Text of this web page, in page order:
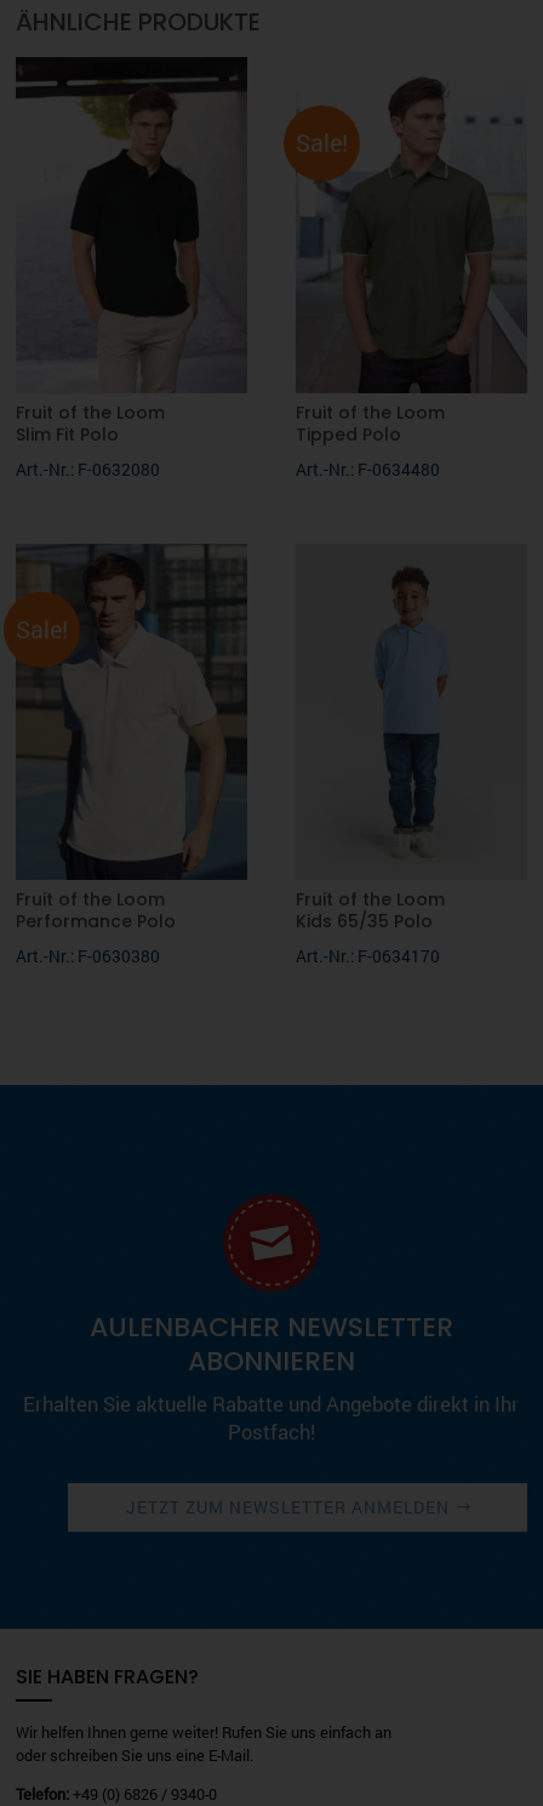
ÄHNLICHE PRODUKTE
Fruit of the Loom
Slim Fit Polo
Art.-Nr.: F-0632080
Sale!
Fruit of the Loom
Tipped Polo
Art.-Nr.: F-0634480
Sale!
Fruit of the Loom
Performance Polo
Art.-Nr.: F-0630380
Fruit of the Loom
Kids 65/35 Polo
Art.-Nr.: F-0634170
AULENBACHER NEWSLETTER
ABONNIEREN
Erhalten Sie aktuelle Rabatte und Angebote direkt in Ihr
Postfach!
JETZT ZUM NEWSLETTER ANMELDEN
SIE HABEN FRAGEN?
Wir helfen Ihnen gerne weiter! Rufen Sie uns einfach an
oder schreiben Sie uns eine E-Mail.
Telefon:+49 (0) 6826 / 9340-0